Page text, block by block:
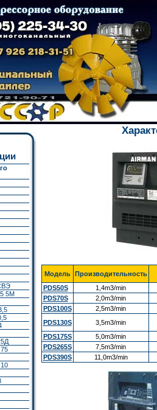
5М
Модель
Производительность
PDS50S
1,4m3/min
PDS70S
2,0m3/min
PDS100S
2,5m3/min
PDS130S
3,5m3/min
PDS175S
5,0m3/min
PDS265S
7,5m3/min
PDS390S
11,0m3/min